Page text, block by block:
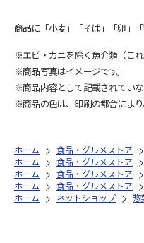
商品に「小麦」「そば」「卵」
※エビ・カニを除く魚介類（こ
※商品写真はイメージです。
※商品内容として記載されてい
※商品の色は、印刷の都合により
ホーム 食品・グルメストア
ホーム
食品・グルメストア
ホーム
食品・グルメストア
ホーム
食品・グルメストア
ホーム
ネットショップ 惣